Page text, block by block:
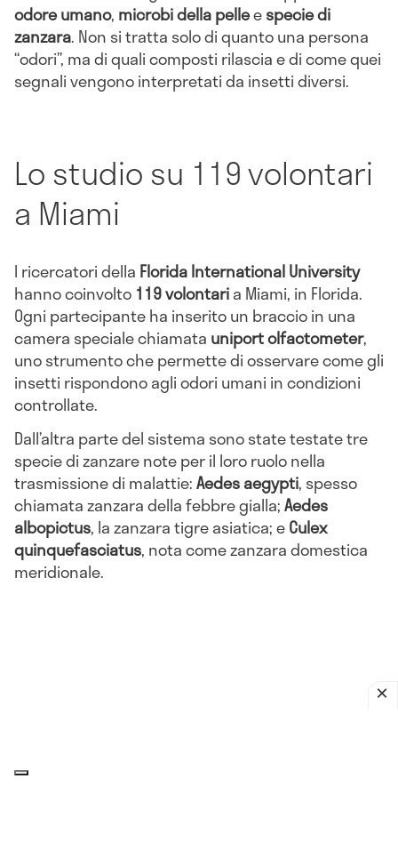
odore umano, microbi della pelleespecie di
zanzara. Non si tratta solo di quanto una persona
“odori”, ma di quali composti rilascia e di come quei
segnali vengono interpretati da insetti diversi.
Lo studio su 119 volontari
a Miami
I ricercatori della Florida International University
hanno coinvolto 119 volontaria Miami, in Florida.
Ogni partecipante ha inserito un braccio in una
camera speciale chiamata uniport olfactometer,
uno strumento che permette di osservare come gli
insetti rispondono agli odori umani in condizioni
controllate.
Dall’altra parte del sistema sono state testate tre
specie di zanzare note per il loro ruolo nella
trasmissione di malattie:Aedes aegypti, spesso
chiamata zanzara della febbre gialla;Aedes
albopictus, la zanzara tigre asiatica; eCulex
quinquefasciatus, nota come zanzara domestica
meridionale.